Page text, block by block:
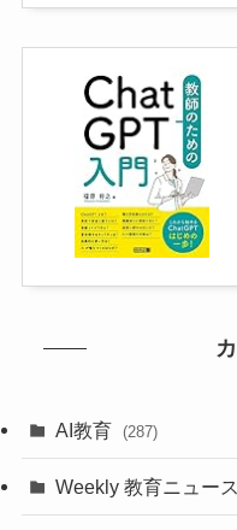
AI教育 (287)
Weekly 教育ニュース